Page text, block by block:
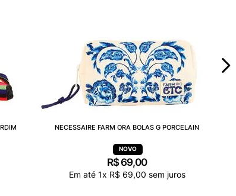
NECESSAIRE FARM ORA BOLAS G PORCELAIN
R$69,00
Em até 1x R$ 69,00 sem juros